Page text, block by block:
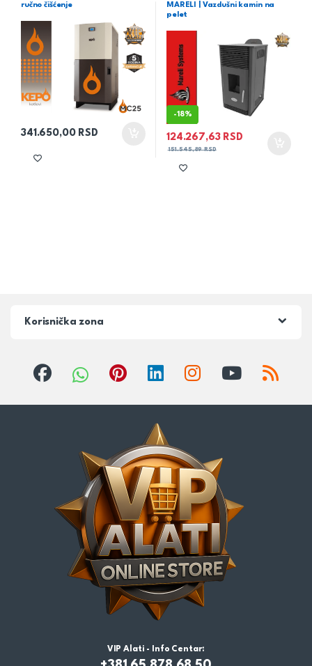
ručno čišćenje
341.650,00 RSD
MARELI | Vazdušni kamin na
pelet
-18%
124.267,63 RSD
151.545,89RSD
Korisnička zona
VIP Alati - Info Centar: